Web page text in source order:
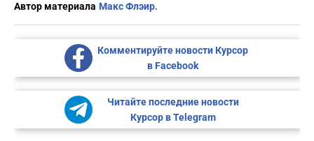
Автор материала Макс Флэир.
Комментируйте новости Курсор
в Facebook
Читайте последние новости
Курсор в Telegram